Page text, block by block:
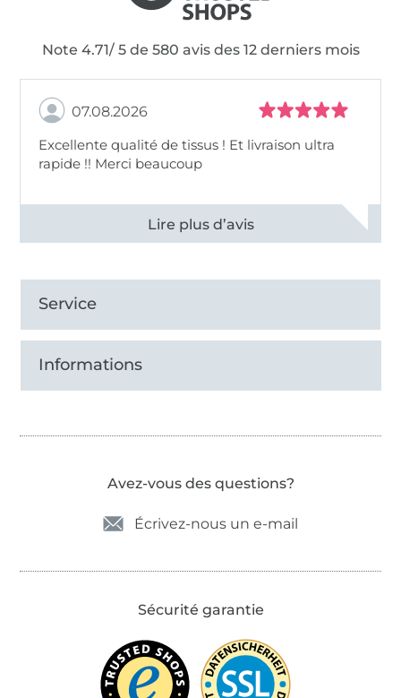
Note 4.71/ 5 de 580 avis des 12 derniers mois
07.08.2026
Excellente qualité de tissus ! Et livraison ultra
rapide !! Merci beaucoup
Voir tous les 11498 commentaires
Service
Informations
Avez-vous des questions?
Écrivez-nous un e-mail
Sécurité garantie